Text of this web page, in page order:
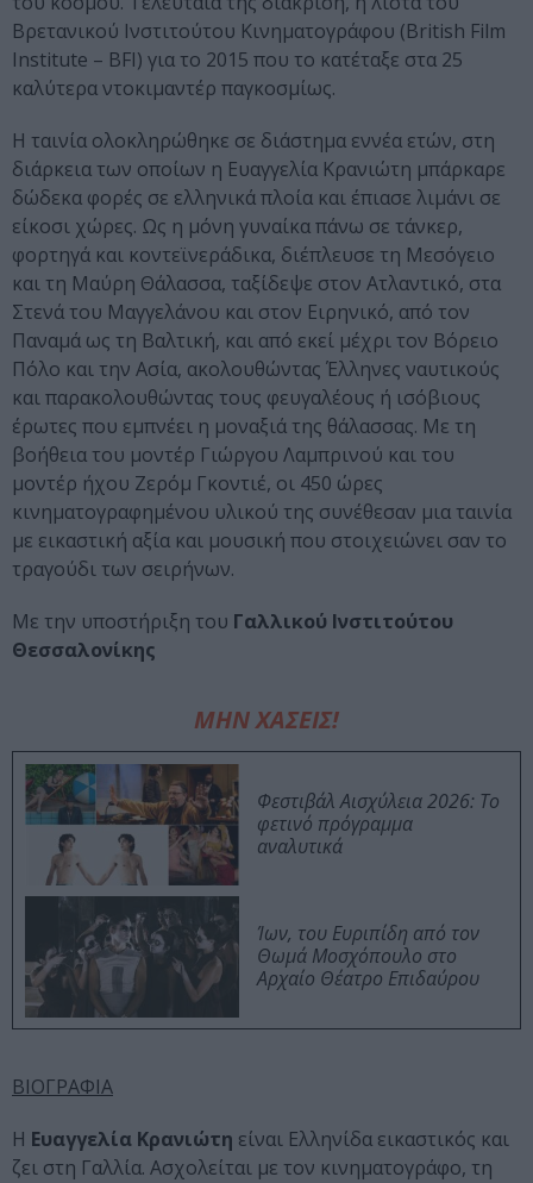
Βρετανικού Ινστιτούτου Κινηματογράφου (British Film
Institute – BFI) για το 2015 που το κατέταξε στα 25
καλύτερα ντοκιμαντέρ παγκοσμίως.
Η ταινία ολοκληρώθηκε σε διάστημα εννέα ετών, στη
διάρκεια των οποίων η Ευαγγελία Κρανιώτη μπάρκαρε
δώδεκα φορές σε ελληνικά πλοία και έπιασε λιμάνι σε
είκοσι χώρες. Ως η μόνη γυναίκα πάνω σε τάνκερ,
φορτηγά και κοντεϊνεράδικα, διέπλευσε τη Μεσόγειο
και τη Μαύρη Θάλασσα, ταξίδεψε στον Ατλαντικό, στα
Στενά του Μαγγελάνου και στον Ειρηνικό, από τον
Παναμά ως τη Βαλτική, και από εκεί μέχρι τον Βόρειο
Πόλο και την Ασία, ακολουθώντας Έλληνες ναυτικούς
και παρακολουθώντας τους φευγαλέους ή ισόβιους
έρωτες που εμπνέει η μοναξιά της θάλασσας. Με τη
βοήθεια του μοντέρ Γιώργου Λαμπρινού και του
μοντέρ ήχου Ζερόμ Γκοντιέ, οι 450 ώρες
κινηματογραφημένου υλικού της συνέθεσαν μια ταινία
με εικαστική αξία και μουσική που στοιχειώνει σαν το
τραγούδι των σειρήνων.
Με την υποστήριξη του Γαλλικού Ινστιτούτου
Θεσσαλονίκης
ΜΗΝ ΧΑΣΕΙΣ!
Φεστιβάλ Αισχύλεια 2026: Το
φετινό πρόγραμμα
αναλυτικά
Ίων, του Ευριπίδη από τον
Θωμά Μοσχόπουλο στο
Αρχαίο Θέατρο Επιδαύρου
ΒΙΟΓΡΑΦΙΑ
Η Ευαγγελία Κρανιώτη είναι Ελληνίδα εικαστικός και
ζει στη Γαλλία. Ασχολείται με τον κινηματογράφο, τη